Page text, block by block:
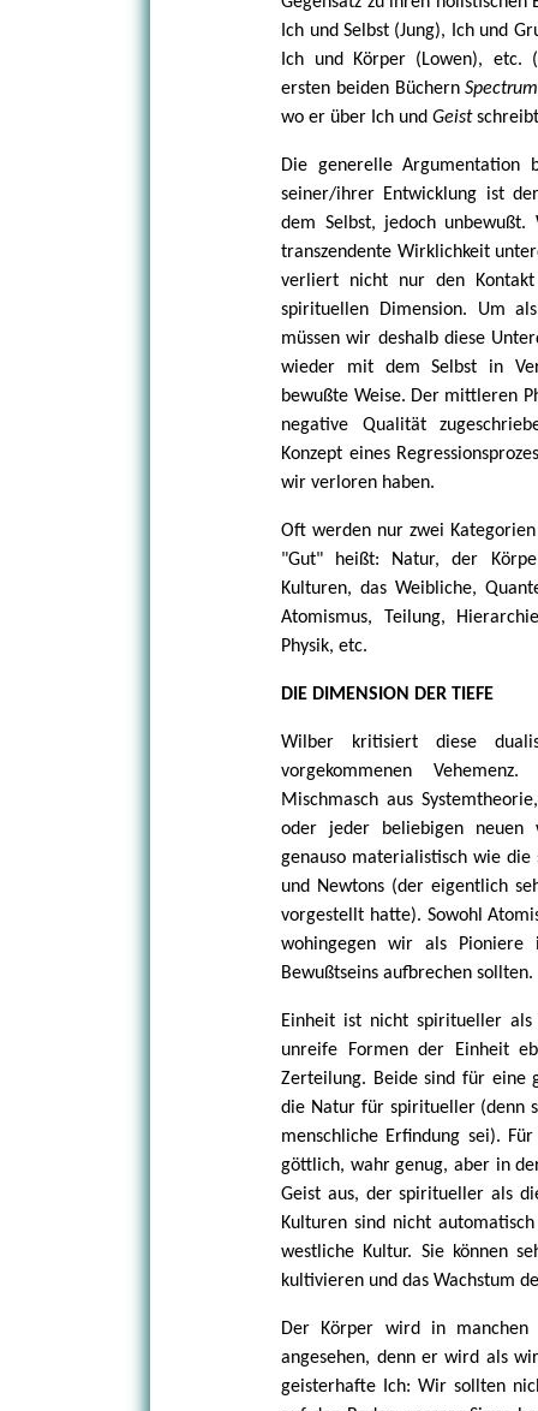
Ich und Selbst (Jung), Ich und
Ich und Körper (Lowen), etc.
ersten beiden Büchern
wo er über Ich undGeist
Die generelle Argumentation
seiner/ihrer Entwicklung ist
dem Selbst, jedoch unbewußt.
transzendente Wirklichkeit
verliert nicht nur den
spirituellen Dimension. Um
müssen wir deshalb diese
wieder mit dem Selbst in
bewußte Weise. Der mittleren
negative Qualität
Konzept eines
wir verloren haben.
Oft werden nur zwei
"Gut" heißt: Natur, der
Kulturen, das Weibliche,
Atomismus, Teilung,
Physik, etc.
DIE DIMENSION DER TIEFE
Wilber kritisiert diese
vorgekommenen
Mischmasch aus
oder jeder beliebigen
genauso materialistisch wie die
und Newtons (der eigentlich
vorgestellt hatte). Sowohl
wohingegen wir als Pioniere
Bewußtseins aufbrechen sollten.
Einheit ist nicht spiritueller
unreife Formen der Einheit
Zerteilung. Beide sind für eine
die Natur für spiritueller (denn
menschliche Erfindung sei).
göttlich, wahr genug, aber in
Geist aus, der spiritueller als
Kulturen sind nicht
westliche Kultur. Sie können
kultivieren und das Wachstum
Der Körper wird in
angesehen, denn er wird als
geisterhafte Ich: Wir sollten